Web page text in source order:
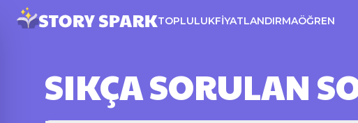
TOPLULUKFIYATLANDIRMAÖĞREN
SIKÇA SORULAN